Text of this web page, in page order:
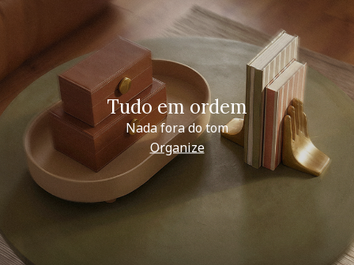
Tudo em ordem
Nada fora do tom
Organize